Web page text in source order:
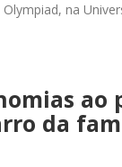
na
ao
da